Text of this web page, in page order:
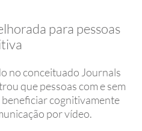
para pessoas
no conceituado Journals
que pessoas com e sem
cognitivamente
por vídeo.